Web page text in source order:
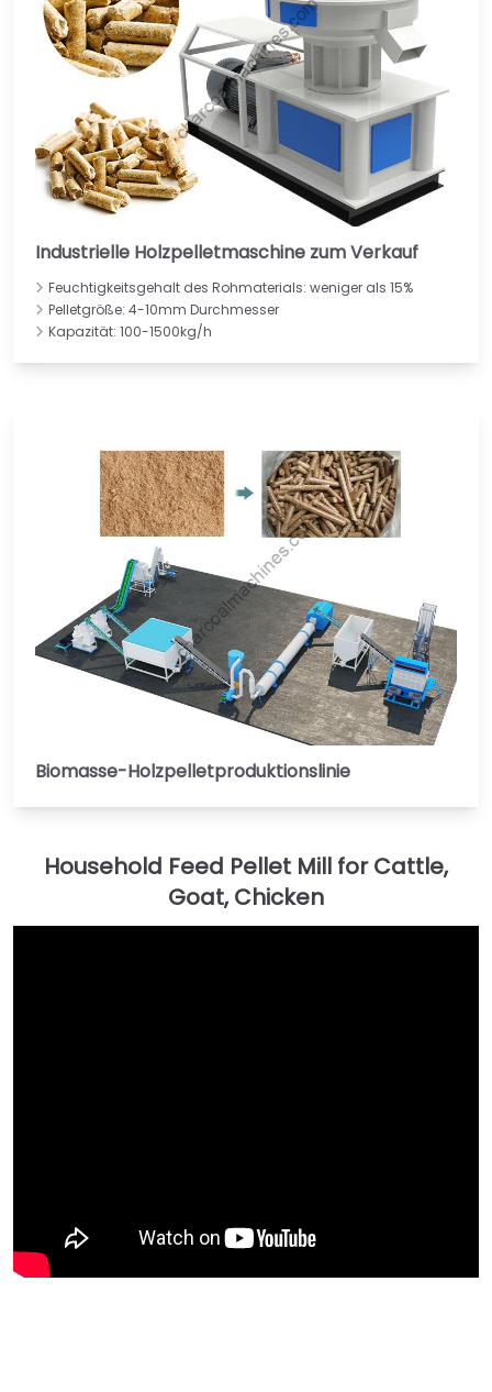
Industrielle Holzpelletmaschine zum Verkauf
Feuchtigkeitsgehalt des Rohmaterials: weniger als 15%
Pelletgröße: 4-10mm Durchmesser
Kapazität: 100-1500kg/h
Biomasse-Holzpelletproduktionslinie